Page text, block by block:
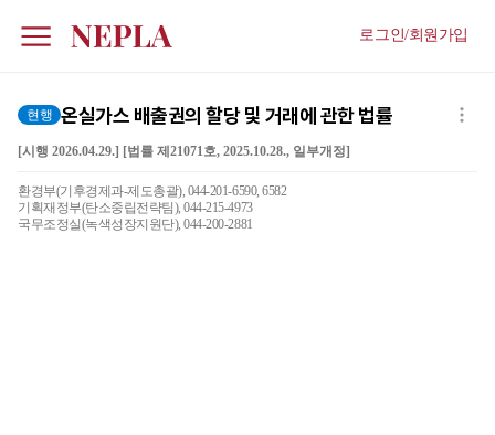
로그인/회원가입
현행 온실가스 배출권의 할당 및 거래에 관한 법률
[시행 2026.04.29.] [법률 제21071호, 2025.10.28., 일부개정]
환경부(기후경제과-제도총괄), 044-201-6590, 6582
기획재정부(탄소중립전략팀), 044-215-4973
국무조정실(녹색성장지원단), 044-200-2881